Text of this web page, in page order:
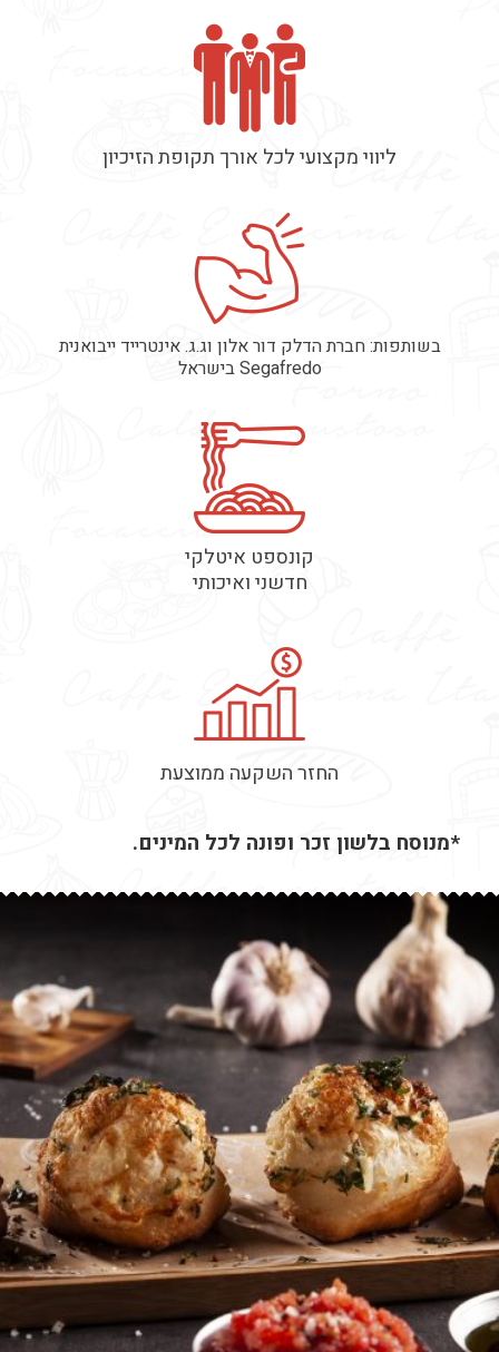
ליווי מקצועי לכל אורך תקופת הזיכיון
בשותפות: חברת הדלק דור אלון וג.ג. אינטרייד ייבואנית
Segafredo בישראל
קונספט איטלקי
חדשני ואיכותי
החזר השקעה ממוצעת
*מנוסח בלשון זכר ופונה לכל המינים.